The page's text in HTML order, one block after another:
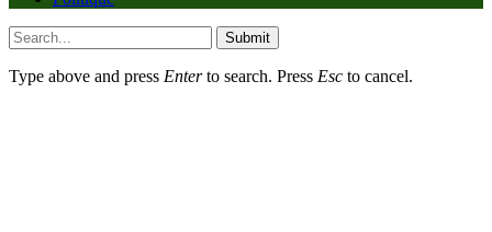
Submit
Type above and press Enterto search. Press Esc to cancel.